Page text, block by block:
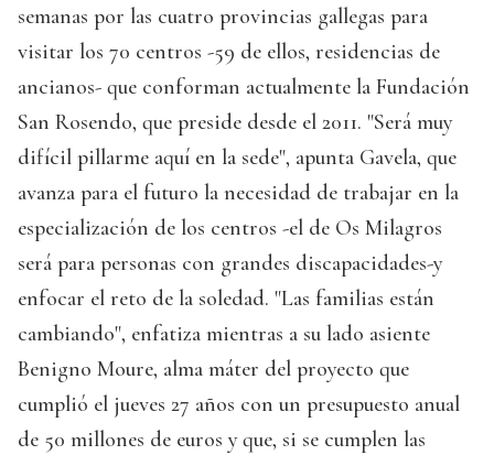
semanas por las cuatro provincias gallegas para
visitar los 70 centros -59 de ellos, residencias de
ancianos- que conforman actualmente la Fundación
San Rosendo, que preside desde el 2011. "Será muy
difícil pillarme aquí en la sede", apunta Gavela, que
avanza para el futuro la necesidad de trabajar en la
especialización de los centros -el de Os Milagros
será para personas con grandes discapacidades-y
enfocar el reto de la soledad. "Las familias están
cambiando", enfatiza mientras a su lado asiente
Benigno Moure, alma máter del proyecto que
cumplió el jueves 27 años con un presupuesto anual
de 50 millones de euros y que, si se cumplen las